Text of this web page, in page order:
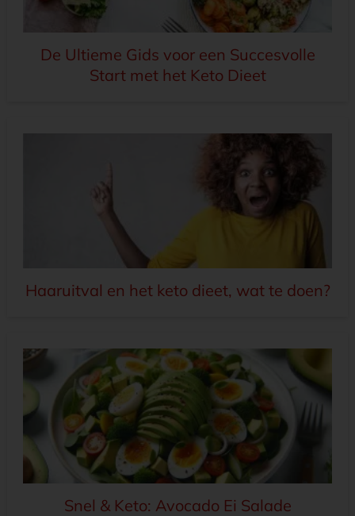
De Ultieme Gids voor een Succesvolle
Start met het Keto Dieet
Haaruitval en het keto dieet, wat te doen?
Snel & Keto: Avocado Ei Salade